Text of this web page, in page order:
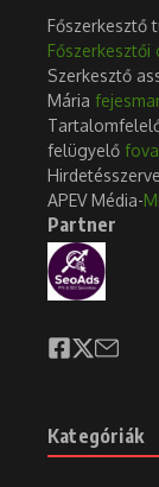
Főszerkesztő
Főszerkesztői
Szerkesztő
Mária
felügyelő
APEV Média-
Partner
Kategóriák